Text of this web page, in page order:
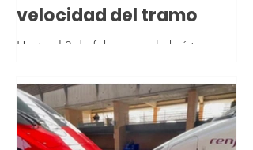
velocidad del tramo
Hasta el 2 de febrero no habrá trenes
velocidad